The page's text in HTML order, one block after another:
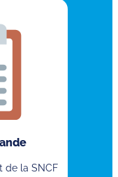
de la SNCF